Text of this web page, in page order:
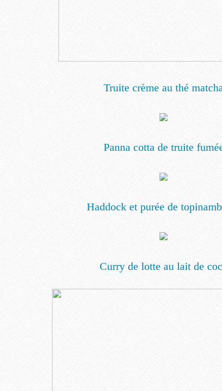
Truite crème au thé
Panna cotta de truite
Haddock et purée de
Curry de lotte au lait de